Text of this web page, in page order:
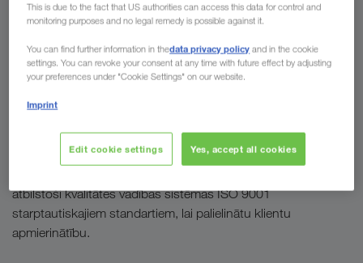
atbilstoši kvalitātes vadības sistēmas ISO 9001
starptautiskajiem standartiem, lai palielinātu klientu
apmierinātību.
This is due to the fact that US authorities can access this data for control and
monitoring purposes and no legal remedy is possible against it.
You can find further information in thedata privacy policy and in the cookie
settings. You can revoke your consent at any time with future effect by adjusting
your preferences under "Cookie Settings" on our website.
Imprint
Edit cookie settings Yes, accept all cookies